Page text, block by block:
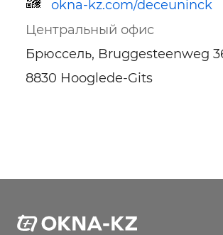
okna-kz.com/deceuninck
Центральный офис
Брюссель, Bruggesteenweg
8830 Hooglede-Gits